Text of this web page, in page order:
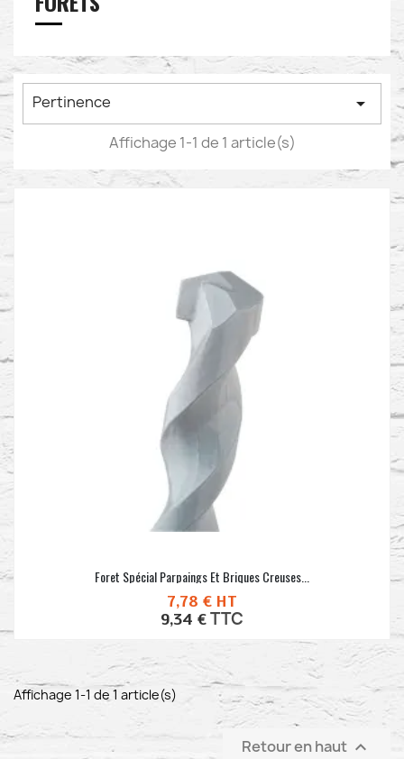
Pertinence 
Affichage 1-1 de 1 article(s)
Foret Spécial Parpaings Et Briques Creuses...
7,78 € HT
9,34 €TTC
Affichage 1-1 de 1 article(s)
Retour en haut 